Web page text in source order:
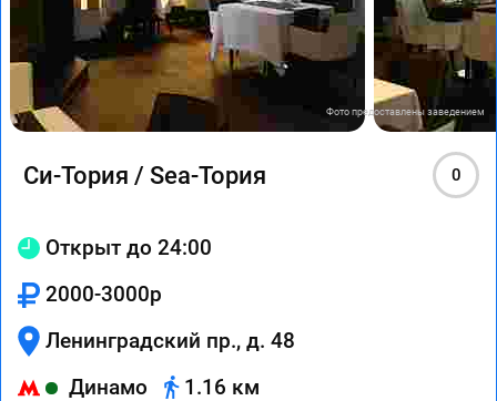
Фото предоставлены заведением
Си-Тория / Sea-Тория 0
Открыт до 24:00
2000-3000р
Ленинградский пр., д. 48
Динамо
1.16 км